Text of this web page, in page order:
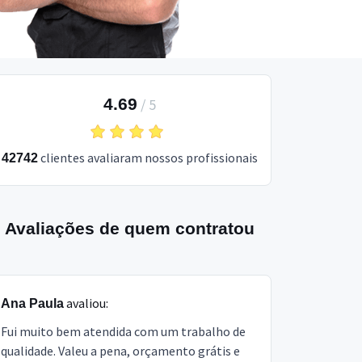
4.69 / 5
42742clientes avaliaram nossos profissionais
Avaliações de quem contratou
Ana Paulaavaliou:
Fui muito bem atendida com um trabalho de
qualidade. Valeu a pena, orçamento grátis e